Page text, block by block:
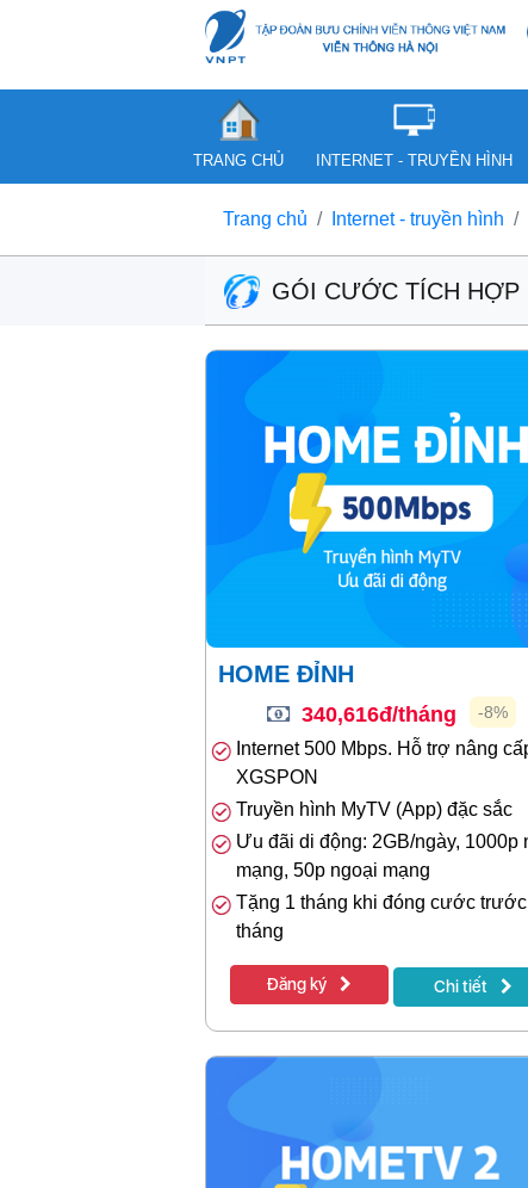
TRANG CHỦ INTERNET - TRUYỀN HÌNH
Trang chủ Internet - truyền hình
GÓI CƯỚC TÍCH HỢP
HOME ĐỈNH
340,616đ/tháng -8%
Internet 500 Mbps. Hỗ trợ nâng
XGSPON
Truyền hình MyTV (App) đặc sắc
Ưu đãi di động: 2GB/ngày, 1000p
mạng, 50p ngoại mạng
Tặng 1 tháng khi đóng cước
tháng
Đăng ký Chi tiết